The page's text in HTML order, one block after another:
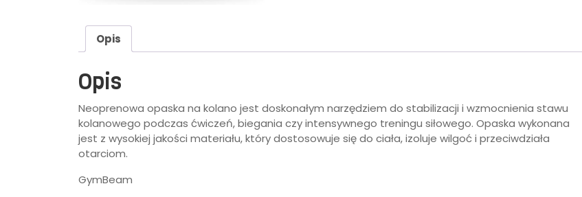
Opis
Opis
Neoprenowa opaska na kolano jest doskonałym narzędziem do stabilizacji i wzmocnienia stawu
kolanowego podczas ćwiczeń, biegania czy intensywnego treningu siłowego. Opaska wykonana
jest z wysokiej jakości materiału, który dostosowuje się do ciała, izoluje wilgoć i przeciwdziała
otarciom.
GymBeam